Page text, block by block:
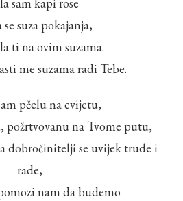
sam kapi rose
suza pokajanja,
ti na ovim suzama.
me suzama radi Tebe.
pčelu na cvijetu,
požrtvovanu na Tvome putu,
dobročinitelji se uvijek trude i
rade,
nam da budemo